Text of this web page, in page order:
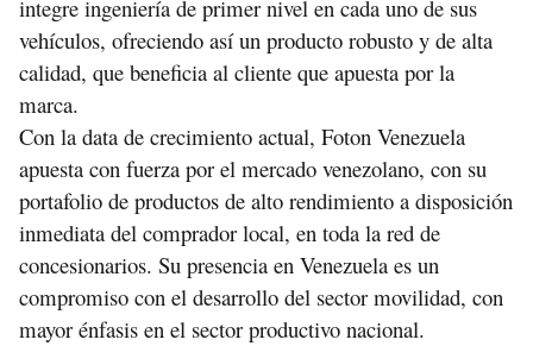
integre ingeniería de primer nivel en cada uno de sus
vehículos, ofreciendo así un producto robusto y de alta
calidad, que beneficia al cliente que apuesta por la
marca.
Con la data de crecimiento actual, Foton Venezuela
apuesta con fuerza por el mercado venezolano, con su
portafolio de productos de alto rendimiento a disposición
inmediata del comprador local, en toda la red de
concesionarios. Su presencia en Venezuela es un
compromiso con el desarrollo del sector movilidad, con
mayor énfasis en el sector productivo nacional.